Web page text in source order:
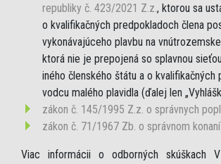
republiky č. 423/2021 Z.z., ktorou sa
o kvalifikačných predpokladoch člena
vykonávajúceho plavbu na
ktorá nie je prepojená so splavnou
iného členského štátu a o kvalifikačných
vodcu malého plavidla (ďalej len
zákon č. 145/1995 Z.z. o správnych
zákon č. 71/1967 Zb. o správnom
Viac informácii o odborných skúškach